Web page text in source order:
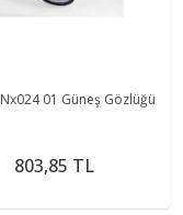
Nx024 01 Güneş Gözlüğü
803,85 TL